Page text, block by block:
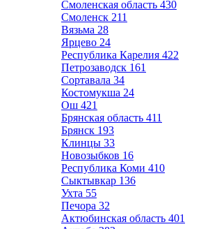
Смоленская область 430
Смоленск 211
Вязьма 28
Ярцево 24
Республика Карелия 422
Петрозаводск 161
Сортавала 34
Костомукша 24
Ош 421
Брянская область 411
Брянск 193
Клинцы 33
Новозыбков 16
Республика Коми 410
Сыктывкар 136
Ухта 55
Печора 32
Актюбинская область 401